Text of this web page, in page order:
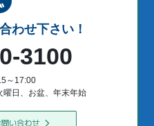
わせ下さい！
3100
～17:00
曜日、お盆、年末年始